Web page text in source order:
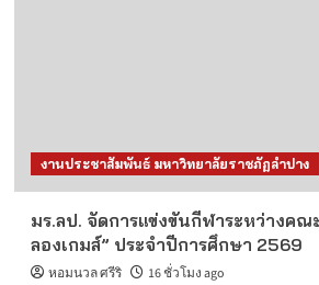
งานประชาสัมพันธ์ มหาวิทยาลัยราชภัฏลำปาง
มร.ลป. จัดการแข่งขันกีฬาระหว่างคณ
ลองเกมส์” ประจำปีการศึกษา 2569
หอมนวล ศรีริ 16 ชั่วโมง ago